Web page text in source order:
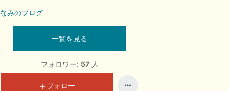
みのブログ
一覧を見る
フォロワー: 57 人
フォロー